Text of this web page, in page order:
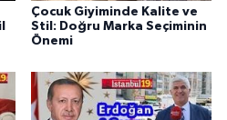
Çocuk Giyiminde Kalite ve
Stil: Doğru Marka Seçiminin
Önemi